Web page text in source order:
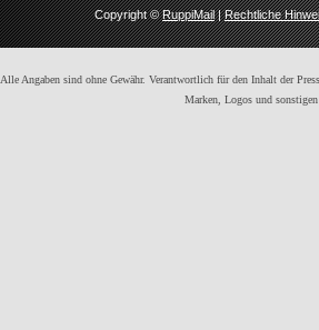
Copyright ©RuppiMail|Rechtliche
Alle Angaben sind ohne Gewähr. Verantwortlich für den Inhalt der
Marken, Logos und